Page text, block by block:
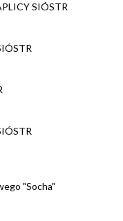
SIÓSTR
"Socha"